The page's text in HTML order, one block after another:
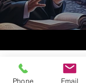
Phone Email